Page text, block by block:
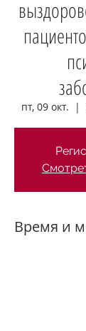
пт, 09 окт.
  |
Время и